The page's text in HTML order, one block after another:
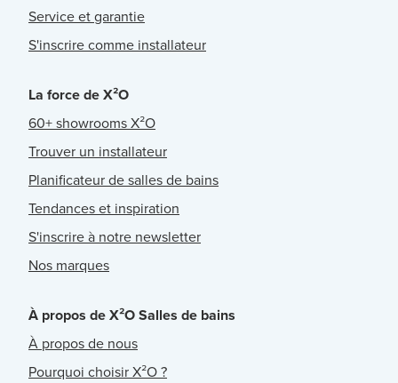
Service et garantie
S'inscrire comme installateur
La force de X²O
60+ showrooms X²O
Trouver un installateur
Planificateur de salles de bains
Tendances et inspiration
S'inscrire à notre newsletter
Nos marques
À propos de X²O Salles de bains
À propos de nous
Pourquoi choisir X²O ?